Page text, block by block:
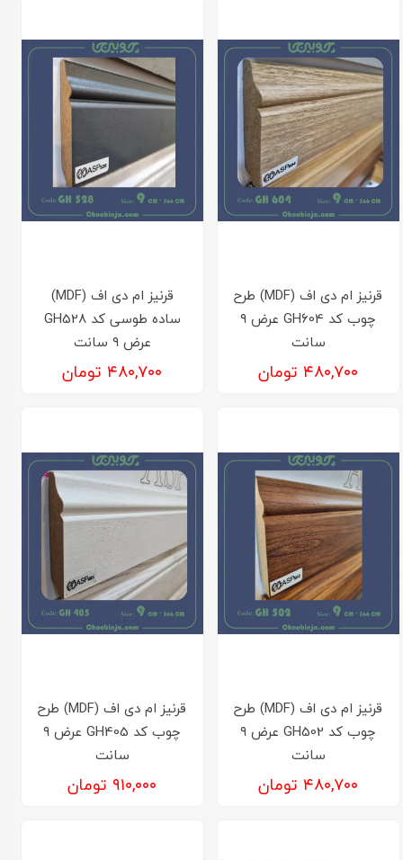
قرنیز ام دی اف (MDF) طرح
چوب کد GH604 عرض ۹
سانت
۴۸۰,۷۰۰ تومان
قرنیز ام دی اف (MDF)
ساده طوسی کد GH528
عرض ۹ سانت
۴۸۰,۷۰۰ تومان
قرنیز ام دی اف (MDF) طرح
چوب کد GH502 عرض ۹
سانت
۴۸۰,۷۰۰ تومان
قرنیز ام دی اف (MDF) طرح
چوب کد GH405 عرض ۹
سانت
۹۱۰,۰۰۰ تومان